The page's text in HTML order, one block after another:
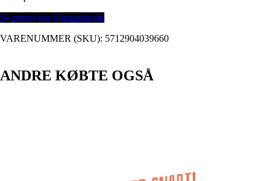
Se prisen hos Danguitar.dk
VARENUMMER (SKU): 5712904039660
ANDRE KØBTE OGSÅ